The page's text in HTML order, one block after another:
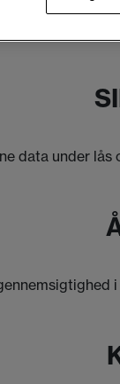
data for at
data under